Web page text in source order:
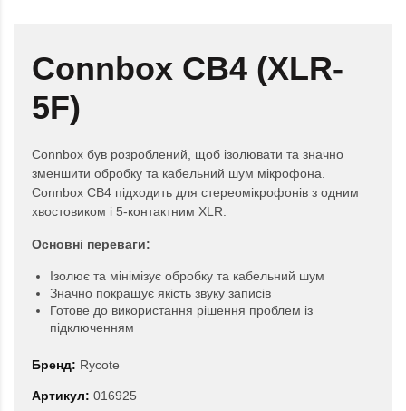
Connbox CB4 (XLR-
5F)
Connbox був розроблений, щоб ізолювати та значно
зменшити обробку та кабельний шум мікрофона.
Connbox CB4 підходить для стереомікрофонів з одним
хвостовиком і 5-контактним XLR.
Основні переваги:
Ізолює та мінімізує обробку та кабельний шум
Значно покращує якість звуку записів
Готове до використання рішення проблем із
підключенням
Бренд: Rycote
Артикул: 016925